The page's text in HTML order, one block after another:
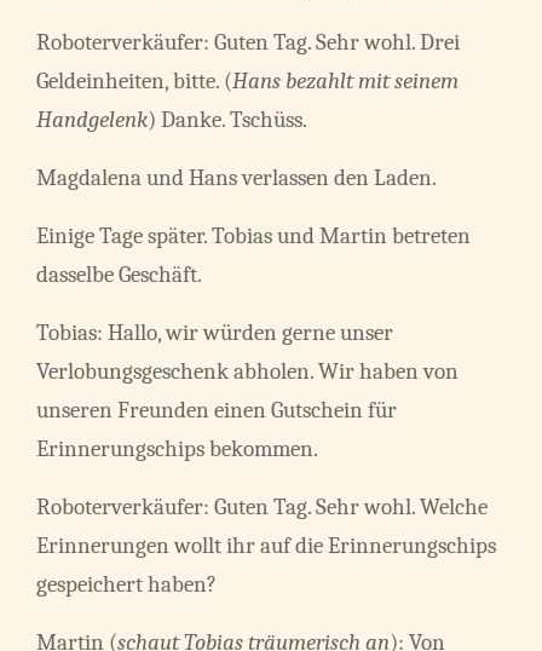
Roboterverkäufer: Guten Tag. Sehr wohl. Drei
Geldeinheiten, bitte. (Hans bezahlt mit seinem
Handgelenk) Danke. Tschüss.
Magdalena und Hans verlassen den Laden.
Einige Tage später. Tobias und Martin betreten
dasselbe Geschäft.
Tobias: Hallo, wir würden gerne unser
Verlobungsgeschenk abholen. Wir haben von
unseren Freunden einen Gutschein für
Erinnerungschips bekommen.
Roboterverkäufer: Guten Tag. Sehr wohl. Welche
Erinnerungen wollt ihr auf die Erinnerungschips
gespeichert haben?
Martin (schaut Tobias träumerisch an): Von